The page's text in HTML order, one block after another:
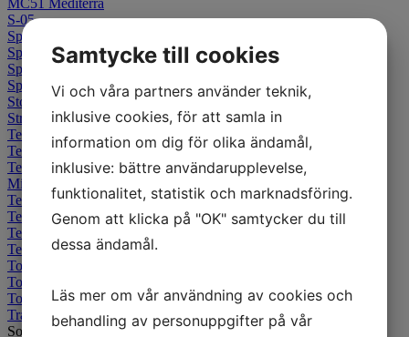
S-05
Speedway
Sportforce+
Sportforce+ EV
Sportforce+ RS
Stone King
Street Force
Terra Force-EF/EH
Terra Force-EF 2 SM
Terra Force-EX XT
Mitas Terra Force-MX IT
Terra Force-MX MH
Terra Force-MX Sand
Terra Force-MX SM
Terraforce-R
Touring Force
Touring Force-SC
Touring Force-SC 2
Trail
Sortering
Samtycke till cookies
Vi och våra partners använder teknik,
inklusive cookies, för att samla in
information om dig för olika ändamål,
inklusive: bättre användarupplevelse,
funktionalitet, statistik och marknadsföring.
Genom att klicka på "OK" samtycker du till
dessa ändamål.
Läs mer om vår användning av cookies och
behandling av personuppgifter på vår